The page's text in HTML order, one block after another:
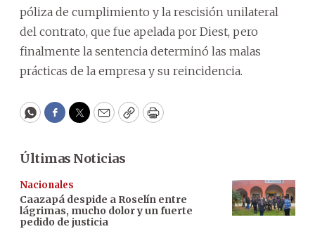
póliza de cumplimiento y la rescisión unilateral
del contrato, que fue apelada por Diest, pero
finalmente la sentencia determinó las malas
prácticas de la empresa y su reincidencia.
WhatsApp
Facebook
Twitter
EmailCopyPrint
Últimas Noticias
Nacionales
Caazapá despide a Roselín entre
lágrimas, mucho dolor y un fuerte
pedido de justicia